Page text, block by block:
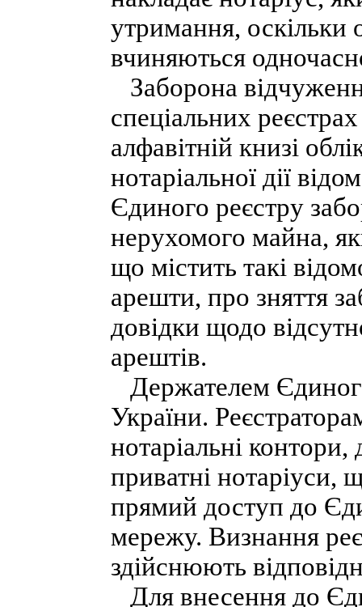
утримання, оскільки
вчиняються
Заборона
спеціальних
алфавітній книзі
нотаріальної дії
Єдиного реєстру
нерухомого майна,
що містить такі
арешти, про зняття
довідки щодо
арештів.
Держателем
України.
нотаріальні контори,
приватні нотаріуси,
прямий доступ до
мережу. Визнання
здійснюють
Для внесення до